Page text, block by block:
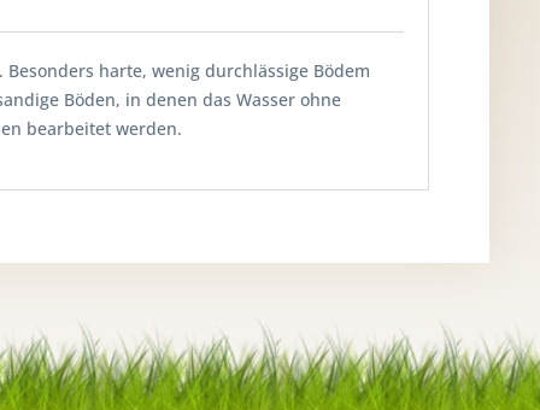
harte, wenig durchlässige Bödem
Böden, in denen das Wasser ohne
bearbeitet werden.